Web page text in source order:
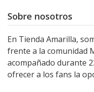
Sobre nosotros
En Tienda Amarilla,
frente a la comunidad
acompañado durante
ofrecer a los fans la